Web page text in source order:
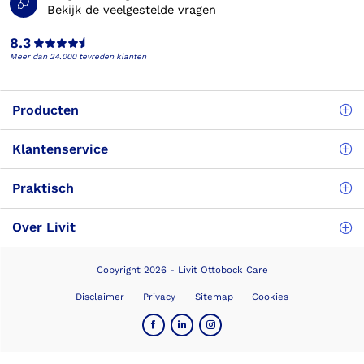
Bekijk de veelgestelde vragen
8.3
Meer dan 24.000 tevreden klanten
Producten
Klantenservice
Praktisch
Over Livit
Copyright 2026 - Livit Ottobock Care
Disclaimer Privacy Sitemap Cookies